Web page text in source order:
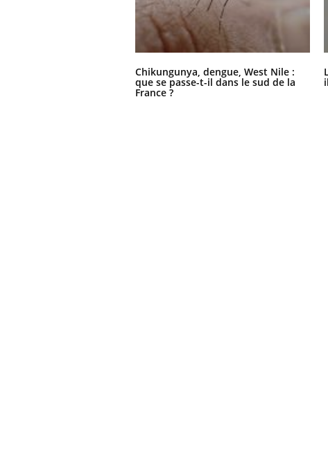
Chikungunya, dengue, West Nile :
que se passe-t-il dans le sud de la
France ?